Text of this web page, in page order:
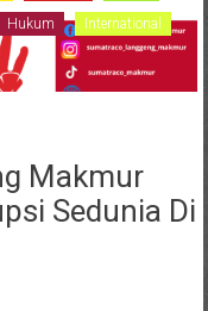
Hukum International
Makmur
Sedunia Di